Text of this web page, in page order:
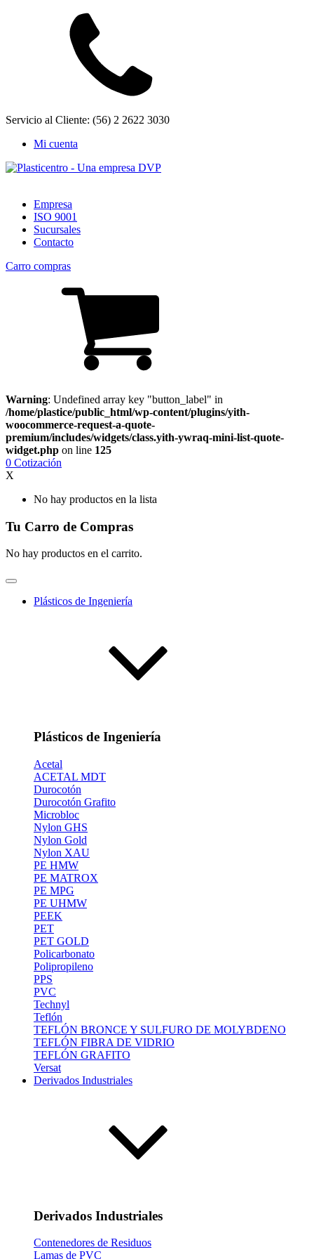
Servicio al Cliente: (56) 2 2622 3030
Mi cuenta
Empresa
ISO 9001
Sucursales
Contacto
Carro compras
Warning: Undefined array key "button_label" in
/home/plastice/public_html/wp-content/plugins/yith-
woocommerce-request-a-quote-
premium/includes/widgets/class.yith-ywraq-mini-list-quote-
widget.php on line 125
0 Cotización
X
No hay productos en la lista
Tu Carro de Compras
No hay productos en el carrito.
Plásticos de Ingeniería
Plásticos de Ingeniería
Acetal
ACETAL MDT
Durocotón
Durocotón Grafito
Microbloc
Nylon GHS
Nylon Gold
Nylon XAU
PE HMW
PE MATROX
PE MPG
PE UHMW
PEEK
PET
PET GOLD
Policarbonato
Polipropileno
PPS
PVC
Technyl
Teflón
TEFLÓN BRONCE Y SULFURO DE MOLYBDENO
TEFLÓN FIBRA DE VIDRIO
TEFLÓN GRAFITO
Versat
Derivados Industriales
Derivados Industriales
Contenedores de Residuos
Lamas de PVC